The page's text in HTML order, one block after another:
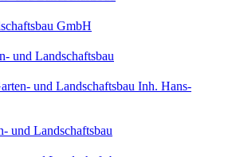
GmbH
und Landschaftsbau
und Landschaftsbau Inh. Hans-
und Landschaftsbau